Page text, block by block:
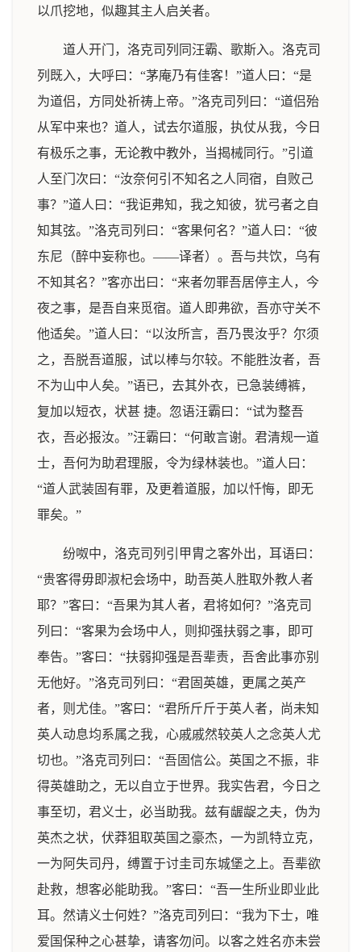
以爪挖地，似趣其主人启关者。
道人开门，洛克司列同汪霸、歌斯入。洛克司
列既入，大呼曰：“茅庵乃有佳客！”道人曰：“是
为道侣，方同处祈祷上帝。”洛克司列曰：“道侣殆
从军中来也？道人，试去尔道服，执仗从我，今日
有极乐之事，无论教中教外，当揭械同行。”引道
人至门次曰：“汝奈何引不知名之人同宿，自败己
事？”道人曰：“我讵弗知，我之知彼，犹弓者之自
知其弦。”洛克司列曰：“客果何名？”道人曰：“彼
东尼（醉中妄称也。——译者）。吾与共饮，乌有
不知其名？”客亦出曰：“来者勿罪吾居停主人，今
夜之事，是吾自来觅宿。道人即弗欲，吾亦守关不
他适矣。”道人曰：“以汝所言，吾乃畏汝乎？尔须
之，吾脱吾道服，试以棒与尔较。不能胜汝者，吾
不为山中人矣。”语已，去其外衣，已急装缚裤，
复加以短衣，状甚 捷。忽语汪霸曰：“试为整吾
衣，吾必报汝。”汪霸曰：“何敢言谢。君清规一道
士，吾何为助君理服，令为绿林装也。”道人曰：
“道人武装固有罪，及更着道服，加以忏悔，即无
罪矣。”
纷呶中，洛克司列引甲胄之客外出，耳语曰：
“贵客得毋即淑杞会场中，助吾英人胜取外教人者
耶？”客曰：“吾果为其人者，君将如何？”洛克司
列曰：“客果为会场中人，则抑强扶弱之事，即可
奉告。”客曰：“扶弱抑强是吾辈责，吾舍此事亦别
无他好。”洛克司列曰：“君固英雄，更属之英产
者，则尤佳。”客曰：“君所斤斤于英人者，尚未知
英人动息均系属之我，心戚戚然较英人之念英人尤
切也。”洛克司列曰：“吾固信公。英国之不振，非
得英雄助之，无以自立于世界。我实告君，今日之
事至切，君义士，必当助我。兹有龌龊之夫，伪为
英杰之状，伏莽狙取英国之豪杰，一为凯特立克，
一为阿失司丹，缚置于讨圭司东城堡之上。吾辈欲
赴救，想客必能助我。”客曰：“吾一生所业即业此
耳。然请义士何姓？”洛克司列曰：“我为下士，唯
爱国保种之心甚挚，请客勿问。以客之姓名亦未尝